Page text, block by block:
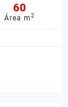
60
Área m2